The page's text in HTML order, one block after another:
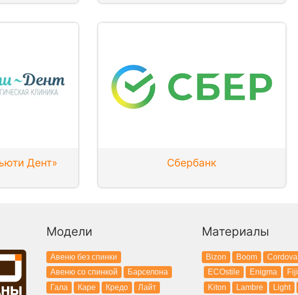
Дент» Сбербанк
Модели
Авеню без спинки
Авеню со спинкой
Барселона
Гала
Каре Кредо Лайт
Материалы
Bizon Boom Cordova
ECOstile
Enigma Fiji
Kiton
Lambre Light